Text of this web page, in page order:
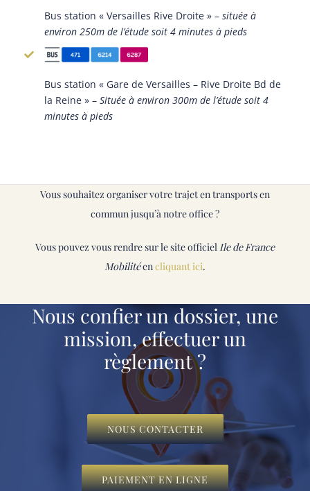
Bus station « Versailles Rive Droite » – située à
environ 250m de l’étude soit 4 minutes à pieds
Bus station « Gare de Versailles – Rive Droite Bd de
la Reine » – Située à environ 300m de l’étude soit 4
minutes à pieds
Vous souhaitez organiser votre trajet en transports en
commun jusqu’à notre office ?
Vous pouvez vous rendre sur le site officielIle de France
Mobilitéencliquant ici.
Nous confier un dossier, une
mission, effectuer un
règlement ?
NOUS CONTACTER
PAIEMENT EN LIGNE